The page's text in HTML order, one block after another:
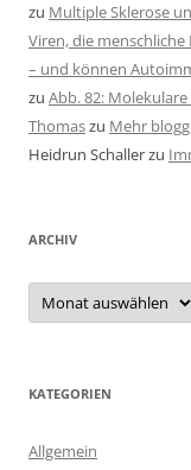
zu Multiple Sklerose
Viren, die
– und können
zu Abb. 82:
Thomaszu Mehr
Heidrun Schallerzu
ARCHIV
Archiv
KATEGORIEN
Allgemein